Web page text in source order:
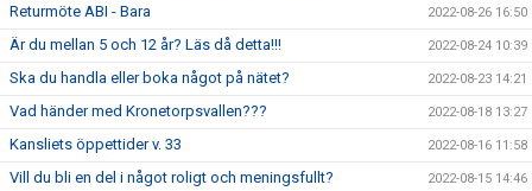
Returmöte ABI - Bara 2022-08-26 16:50
Är du mellan 5 och 12 år? Läs då detta!!! 2022-08-24 10:39
Ska du handla eller boka något på nätet? 2022-08-23 14:21
Vad händer med Kronetorpsvallen??? 2022-08-18 13:27
Kansliets öppettider v. 33 2022-08-16 11:58
Vill du bli en del i något roligt och meningsfullt? 2022-08-15 14:46